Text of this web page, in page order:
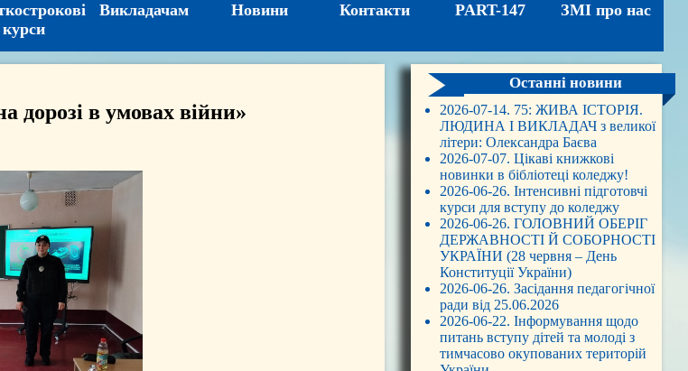
курси
Викладачам Новини Контакти PART-147 ЗМІ про нас
дорозі в умовах війни»
Останні новини
2026-07-14. 75: ЖИВА ІСТОРІЯ.
ЛЮДИНА І ВИКЛАДАЧ з великої
літери: Олександра Баєва
2026-07-07. Цікаві книжкові
новинки в бібліотеці коледжу!
2026-06-26. Інтенсивні підготовчі
курси для вступу до коледжу
2026-06-26. ГОЛОВНИЙ ОБЕРІГ
ДЕРЖАВНОСТІ Й СОБОРНОСТІ
УКРАЇНИ (28 червня – День
Конституції України)
2026-06-26. Засідання педагогічної
ради від 25.06.2026
2026-06-22. Інформування щодо
питань вступу дітей та молоді з
тимчасово окупованих територій